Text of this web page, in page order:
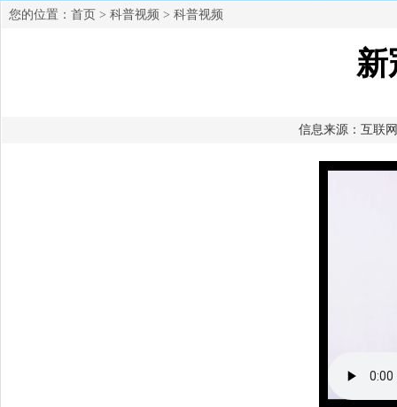
您的位置： 首页 > 科普视频 > 科普视频
新
信息来源：互联